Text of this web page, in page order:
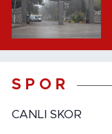
S P O R
CANLI SKOR